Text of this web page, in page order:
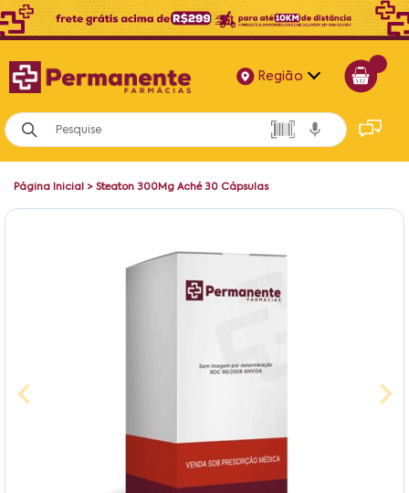
Região
Alagoas
Bahia
Página Inicial > Steaton 300Mg Aché 30 Cápsulas